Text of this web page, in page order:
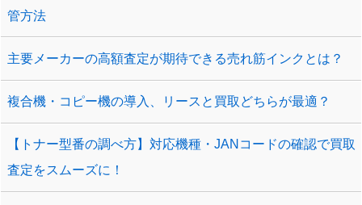
管方法
主要メーカーの高額査定が期待できる売れ筋インクとは？
複合機・コピー機の導入、リースと買取どちらが最適？
【トナー型番の調べ方】対応機種・JANコードの確認で買取
査定をスムーズに！